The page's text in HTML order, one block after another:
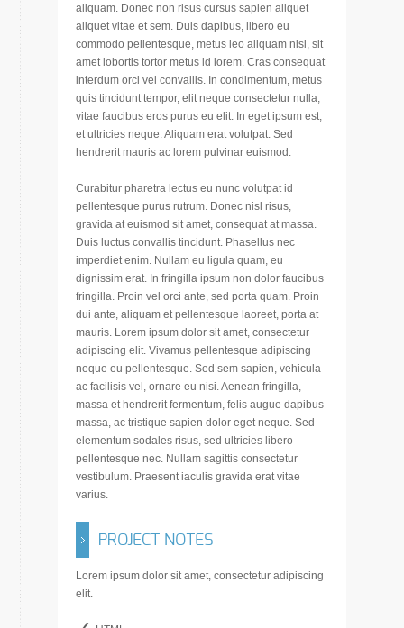
aliquam. Donec non risus cursus sapien aliquet
aliquet vitae et sem. Duis dapibus, libero eu
commodo pellentesque, metus leo aliquam nisi, sit
amet lobortis tortor metus id lorem. Cras consequat
interdum orci vel convallis. In condimentum, metus
quis tincidunt tempor, elit neque consectetur nulla,
vitae faucibus eros purus eu elit. In eget ipsum est,
et ultricies neque. Aliquam erat volutpat. Sed
hendrerit mauris ac lorem pulvinar euismod.
Curabitur pharetra lectus eu nunc volutpat id
pellentesque purus rutrum. Donec nisl risus,
gravida at euismod sit amet, consequat at massa.
Duis luctus convallis tincidunt. Phasellus nec
imperdiet enim. Nullam eu ligula quam, eu
dignissim erat. In fringilla ipsum non dolor faucibus
fringilla. Proin vel orci ante, sed porta quam. Proin
dui ante, aliquam et pellentesque laoreet, porta at
mauris. Lorem ipsum dolor sit amet, consectetur
adipiscing elit. Vivamus pellentesque adipiscing
neque eu pellentesque. Sed sem sapien, vehicula
ac facilisis vel, ornare eu nisi. Aenean fringilla,
massa et hendrerit fermentum, felis augue dapibus
massa, ac tristique sapien dolor eget neque. Sed
elementum sodales risus, sed ultricies libero
pellentesque nec. Nullam sagittis consectetur
vestibulum. Praesent iaculis gravida erat vitae
varius.
PROJECT NOTES
Lorem ipsum dolor sit amet, consectetur adipiscing
elit.